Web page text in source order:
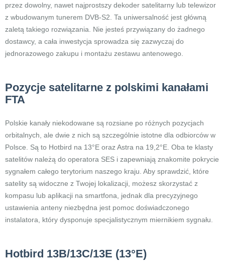
przez dowolny, nawet najprostszy dekoder satelitarny lub telewizor
z wbudowanym tunerem DVB-S2. Ta uniwersalność jest główną
zaletą takiego rozwiązania. Nie jesteś przywiązany do żadnego
dostawcy, a cała inwestycja sprowadza się zazwyczaj do
jednorazowego zakupu i montażu zestawu antenowego.
Pozycje satelitarne z polskimi kanałami
FTA
Polskie kanały niekodowane są rozsiane po różnych pozycjach
orbitalnych, ale dwie z nich są szczególnie istotne dla odbiorców w
Polsce. Są to Hotbird na 13°E oraz Astra na 19,2°E. Oba te klasty
satelitów należą do operatora SES i zapewniają znakomite pokrycie
sygnałem całego terytorium naszego kraju. Aby sprawdzić, które
satelity są widoczne z Twojej lokalizacji, możesz skorzystać z
kompasu lub aplikacji na smartfona, jednak dla precyzyjnego
ustawienia anteny niezbędna jest pomoc doświadczonego
instalatora, który dysponuje specjalistycznym miernikiem sygnału.
Hotbird 13B/13C/13E (13°E)